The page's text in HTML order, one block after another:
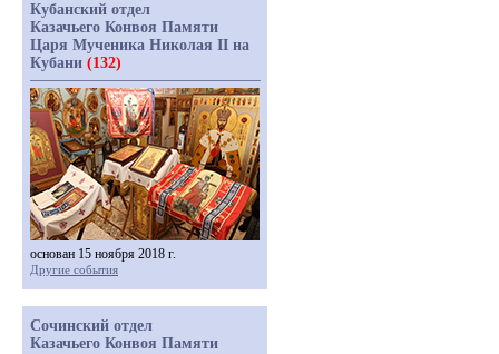
Кубанский отдел
Казачьего Конвоя Памяти
Царя Мученика Николая II на
Кубани (132)
основан 15 ноября 2018 г.
Другие события
Сочинский отдел
Казачьего Конвоя Памяти